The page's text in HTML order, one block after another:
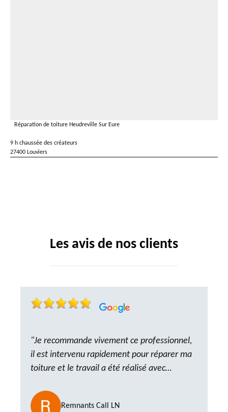
Réparation de toiture Heudreville Sur Eure
9 h chaussée des créateurs
27400 Louviers
Les avis de nos clients
"Je recommande vivement ce professionnel,
il est intervenu rapidement pour réparer ma
toiture et le travail a été réalisé avec
ponctuel et à l’écoute, le résultat est
impeccable et le chantier a été laissé propre.
Remnants Call LN